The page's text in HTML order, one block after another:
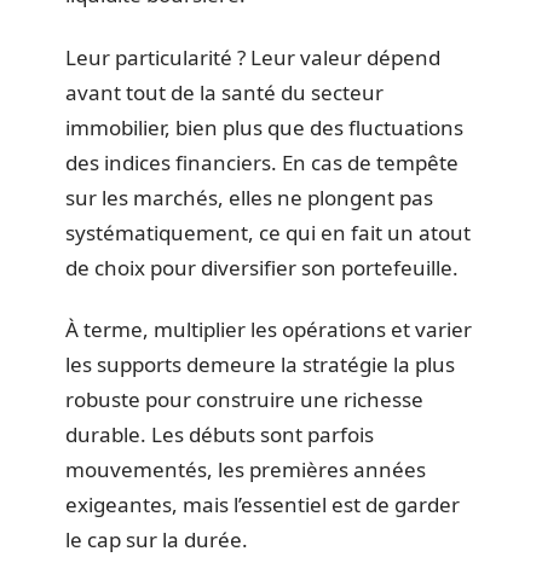
Leur particularité ? Leur valeur dépend
avant tout de la santé du secteur
immobilier, bien plus que des fluctuations
des indices financiers. En cas de tempête
sur les marchés, elles ne plongent pas
systématiquement, ce qui en fait un atout
de choix pour diversifier son portefeuille.
À terme, multiplier les opérations et varier
les supports demeure la stratégie la plus
robuste pour construire une richesse
durable. Les débuts sont parfois
mouvementés, les premières années
exigeantes, mais l’essentiel est de garder
le cap sur la durée.